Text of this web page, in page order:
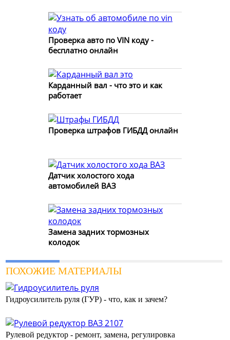
Проверка авто по VIN коду -
бесплатно онлайн
Карданный вал - что это и как
работает
Проверка штрафов ГИБДД онлайн
Датчик холостого хода
автомобилей ВАЗ
Замена задних тормозных
колодок
ПОХОЖИЕ МАТЕРИАЛЫ
Гидроусилитель руля (ГУР) - что, как и зачем?
Рулевой редуктор - ремонт, замена, регулировка